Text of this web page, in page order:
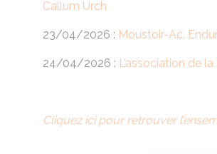
Callum Urch
23/04/2026 : Moustoir-Ac.
24/04/2026 : L’association de
Cliquez ici pour retrouver